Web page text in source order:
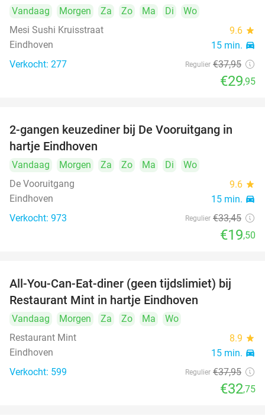
Vandaag Morgen Za Zo Ma Di
Wo
Mesi Sushi Kruisstraat
9.6 star
Eindhoven 15 min. directions_car
Verkocht: 277 Regulier €37,95
€29,95
42%
2-gangen keuzediner bij De Vooruitgang in
hartje Eindhoven
Vandaag Morgen Za Zo Ma Di
Wo
De Vooruitgang
9.6 star
Eindhoven 15 min. directions_car
Verkocht: 973 Regulier €33,45
€19,50
14%
All-You-Can-Eat-diner (geen tijdslimiet) bij
Restaurant Mint in hartje Eindhoven
Vandaag Morgen Za Zo Ma
Wo
Restaurant Mint
8.9 star
Eindhoven 15 min. directions_car
Verkocht: 599 Regulier €37,95
€32,75